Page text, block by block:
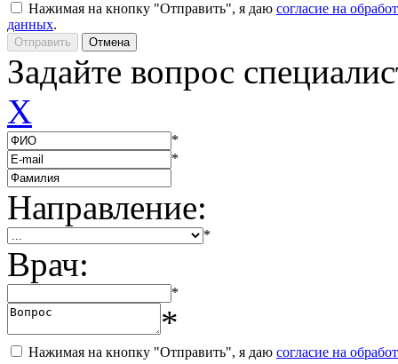
Нажимая на кнопку "Отправить", я даю согласие на
данных.
Задайте вопрос
X
*
*
Направление:
*
Врач:
*
*
Нажимая на кнопку "Отправить", я даю согласие на